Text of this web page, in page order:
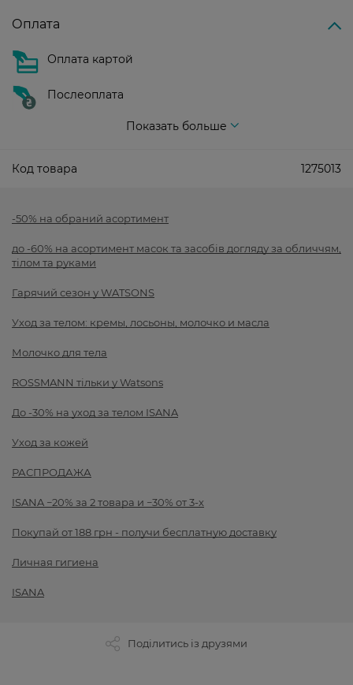
Оплата
Оплата картой
Послеоплата
Показать больше
Код товара 1275013
-50% на обраний асортимент
до -60% на асортимент масок та засобів догляду за обличчям,
тілом та руками
Гарячий сезон у WATSONS
Уход за телом: кремы, лосьоны, молочко и масла
Молочко для тела
ROSSMANN тільки у Watsons
До -30% на уход за телом ISANA
Уход за кожей
РАСПРОДАЖА
ISANA −20% за 2 товара и −30% от 3-х
Покупай от 188 грн - получи бесплатную доставку
Личная гигиена
ISANA
Поділитись із друзями